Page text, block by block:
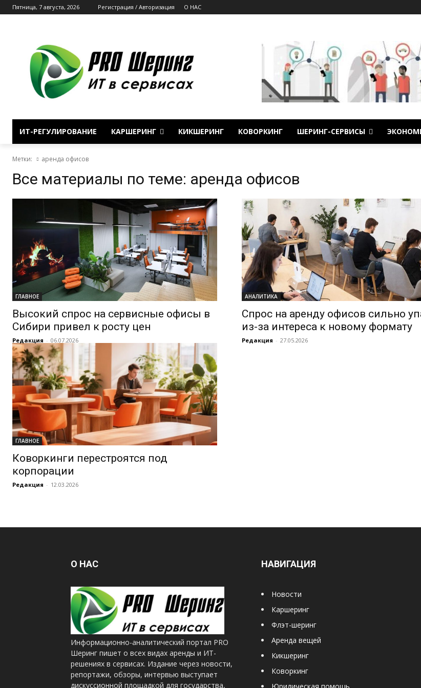
Пятница, 7 августа, 2026 Регистрация / Авторизация О НАС
ИТ-РЕГУЛИРОВАНИЕ КАРШЕРИНГ КИКШЕРИНГ КОВОРКИНГ ШЕРИНГ-СЕРВИСЫ
Метки: аренда офисов
Все материалы по теме: аренда офисов
ГЛАВНОЕ
Высокий спрос на сервисные офисы в
Сибири привел к росту цен
Редакция - 06.07.2026
АНАЛИТИКА
Спрос на аренду офисов сильно
из-за интереса к новому формату
Редакция - 27.05.2026
ГЛАВНОЕ
Коворкинги перестроятся под
корпорации
Редакция - 12.03.2026
О НАС
Информационно-аналитический портал PRO
Шеринг пишет о всех видах аренды и ИТ-
решениях в сервисах. Издание через новости,
репортажи, обзоры, интервью выступает
дискуссионной площадкой для государства,
НАВИГАЦИЯ
Новости
Каршеринг
Флэт-шеринг
Аренда вещей
Кикшеринг
Коворкинг